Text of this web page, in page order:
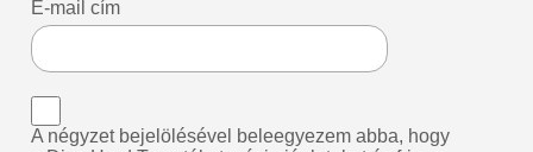
E-mail cím
A négyzet bejelölésével beleegyezem abba, hogy